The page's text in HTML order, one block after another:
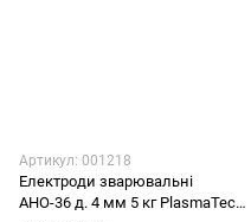
Артикул: 001218
Електроди зварювальні
АНО-36 д. 4 мм 5 кг PlasmaTec